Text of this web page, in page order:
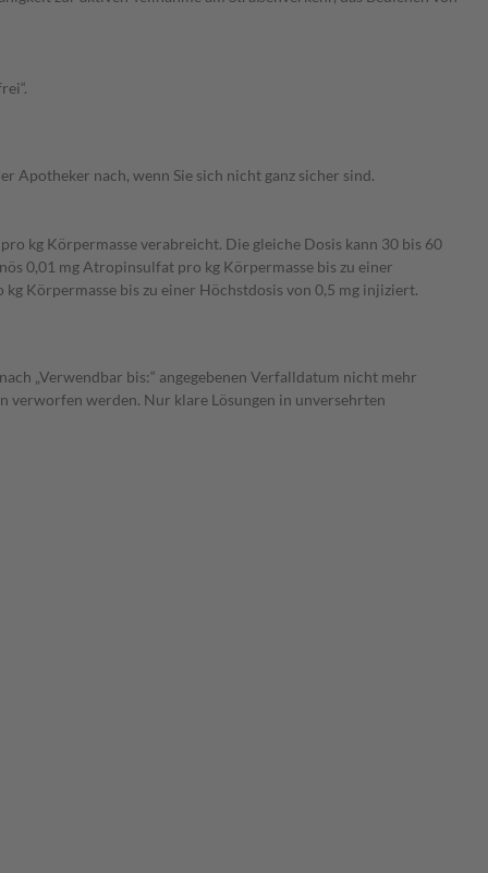
Apotheker nach, wenn Sie sich nicht ganz sicher sind.
kg Körpermasse verabreicht. Die gleiche Dosis kann 30 bis 60
0,01 mg Atropinsulfat pro kg Körpermasse bis zu einer
Körpermasse bis zu einer Höchstdosis von 0,5 mg injiziert.
„Verwendbar bis:“ angegebenen Verfalldatum nicht mehr
verworfen werden. Nur klare Lösungen in unversehrten